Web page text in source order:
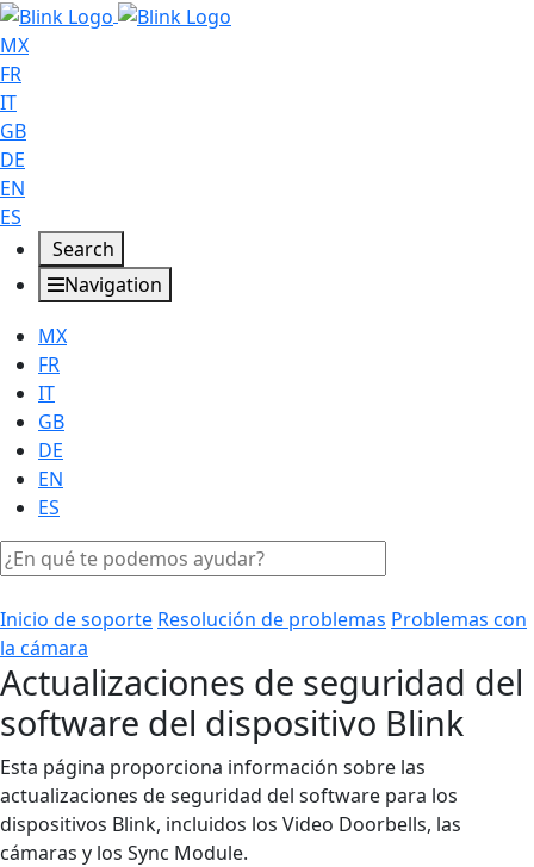
MX
FR
IT
GB
DE
EN
ES
Search
Navigation
MX
FR
IT
GB
DE
EN
ES
Inicio de soporte Resolución de problemas Problemas con
la cámara
Actualizaciones de seguridad del
software del dispositivo Blink
Esta página proporciona información sobre las
actualizaciones de seguridad del software para los
dispositivos Blink, incluidos los Video Doorbells, las
cámaras y los Sync Module.